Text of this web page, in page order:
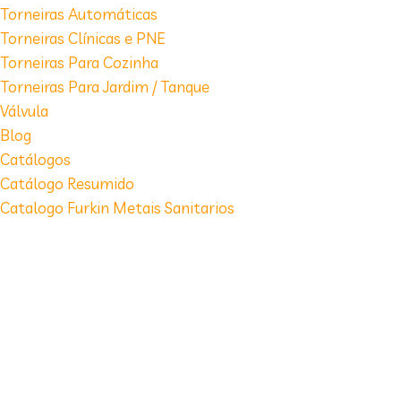
Torneiras Automáticas
Torneiras Clínicas e PNE
Torneiras Para Cozinha
Torneiras Para Jardim / Tanque
Válvula
Blog
Catálogos
Catálogo Resumido
Catalogo Furkin Metais Sanitarios